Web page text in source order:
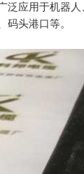
泛应用于机器
码头港口等。